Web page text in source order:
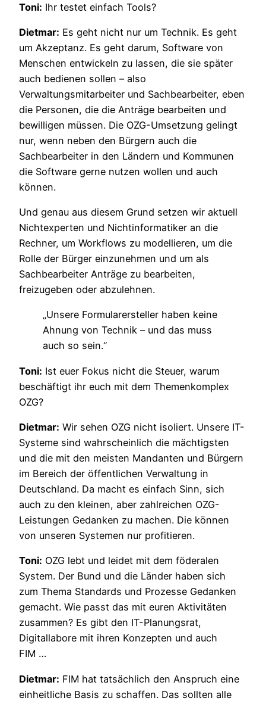
Toni: Ihr testet einfach Tools?
Dietmar: Es geht nicht nur um Technik. Es geht
um Akzeptanz. Es geht darum, Software von
Menschen entwickeln zu lassen, die sie später
auch bedienen sollen – also
Verwaltungsmitarbeiter und Sachbearbeiter, eben
die Personen, die die Anträge bearbeiten und
bewilligen müssen. Die OZG-Umsetzung gelingt
nur, wenn neben den Bürgern auch die
Sachbearbeiter in den Ländern und Kommunen
die Software gerne nutzen wollen und auch
können.
Und genau aus diesem Grund setzen wir aktuell
Nichtexperten und Nichtinformatiker an die
Rechner, um Workflows zu modellieren, um die
Rolle der Bürger einzunehmen und um als
Sachbearbeiter Anträge zu bearbeiten,
freizugeben oder abzulehnen.
„Unsere Formularersteller haben keine
Ahnung von Technik – und das muss
auch so sein.“
Toni: Ist euer Fokus nicht die Steuer, warum
beschäftigt ihr euch mit dem Themenkomplex
OZG?
Dietmar: Wir sehen OZG nicht isoliert. Unsere IT-
Systeme sind wahrscheinlich die mächtigsten
und die mit den meisten Mandanten und Bürgern
im Bereich der öffentlichen Verwaltung in
Deutschland. Da macht es einfach Sinn, sich
auch zu den kleinen, aber zahlreichen OZG-
Leistungen Gedanken zu machen. Die können
von unseren Systemen nur profitieren.
Toni: OZG lebt und leidet mit dem föderalen
System. Der Bund und die Länder haben sich
zum Thema Standards und Prozesse Gedanken
gemacht. Wie passt das mit euren Aktivitäten
zusammen? Es gibt den IT-Planungsrat,
Digitallabore mit ihren Konzepten und auch
FIM …
Dietmar: FIM hat tatsächlich den Anspruch eine
einheitliche Basis zu schaffen. Das sollten alle